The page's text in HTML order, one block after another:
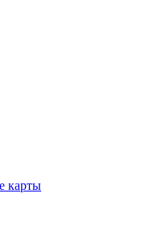
карты